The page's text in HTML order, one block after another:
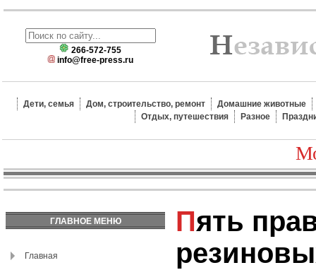
266-572-755
info@free-press.ru
Дети, семья Дом, строительство, ремонт
Домашние животные
Отдых, путешествия
Разное
ГЛАВНОЕ МЕНЮ
Главная
Пять правил выбора